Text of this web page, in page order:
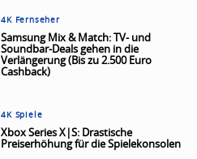
4K Fernseher
Samsung Mix & Match: TV- und
Soundbar-Deals gehen in die
Verlängerung (Bis zu 2.500 Euro
Cashback)
4K Spiele
Xbox Series X|S: Drastische
Preiserhöhung für die Spielekonsolen